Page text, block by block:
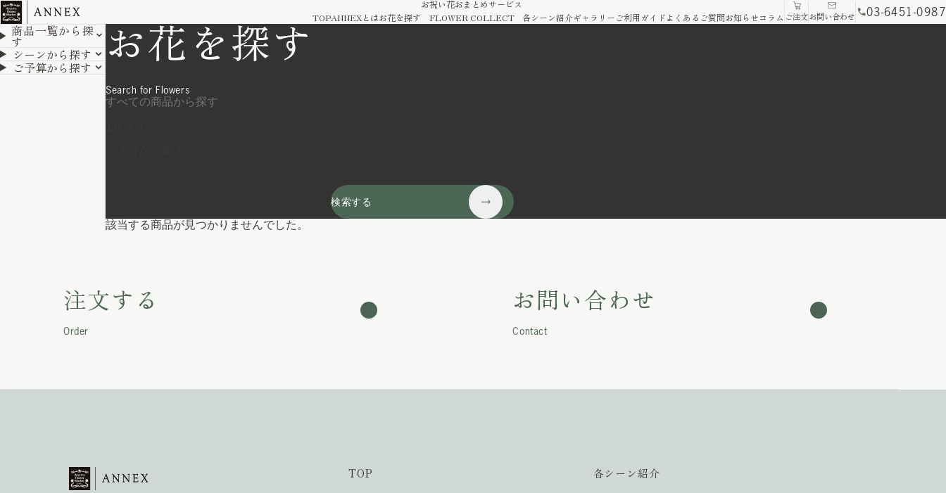
TOPANNEXとはお花を探す
お祝い花おまとめサービス
FLOWER COLLECT
各シーン紹介ギャラリーご利用ガイドよくあるご質問お知らせコラム ご注文お問い合わせ 03-6451-0987
商品一覧から探
す
シーンから探す
ご予算から探す お花を探す
Search for Flowers
検索する
該当する商品が見つかりませんでした。
注文する
Order
お問い合わせ
Contact
TOP 各シーン紹介